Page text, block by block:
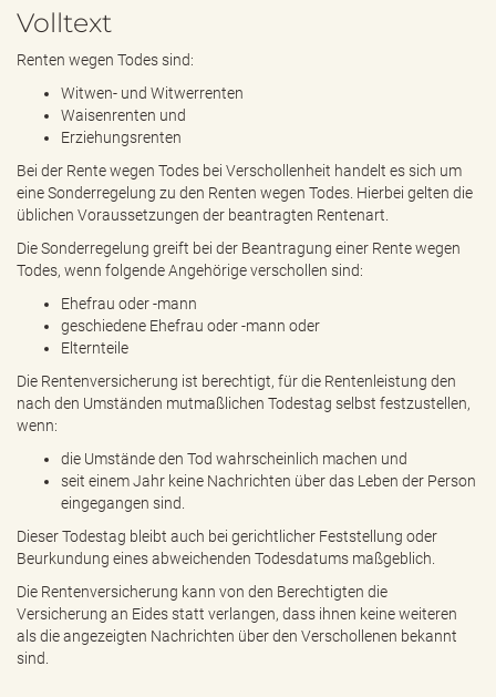
Volltext
Renten wegen Todes sind:
Witwen- und Witwerrenten
Waisenrenten und
Erziehungsrenten
Bei der Rente wegen Todes bei Verschollenheit handelt es sich um
eine Sonderregelung zu den Renten wegen Todes. Hierbei gelten die
üblichen Voraussetzungen der beantragten Rentenart.
Die Sonderregelung greift bei der Beantragung einer Rente wegen
Todes, wenn folgende Angehörige verschollen sind:
Ehefrau oder -mann
geschiedene Ehefrau oder -mann oder
Elternteile
Die Rentenversicherung ist berechtigt, für die Rentenleistung den
nach den Umständen mutmaßlichen Todestag selbst festzustellen,
wenn:
die Umstände den Tod wahrscheinlich machen und
seit einem Jahr keine Nachrichten über das Leben der Person
eingegangen sind.
Dieser Todestag bleibt auch bei gerichtlicher Feststellung oder
Beurkundung eines abweichenden Todesdatums maßgeblich.
Die Rentenversicherung kann von den Berechtigten die
Versicherung an Eides statt verlangen, dass ihnen keine weiteren
als die angezeigten Nachrichten über den Verschollenen bekannt
sind.